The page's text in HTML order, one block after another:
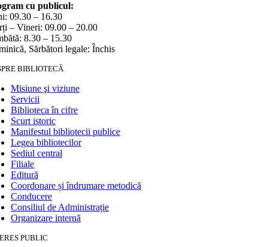
cu publicul:
09.30 – 16.30
– Vineri: 09.00 – 20.00
8.30 – 15.30
Sărbători legale: Închis
BIBLIOTECĂ
Misiune şi viziune
Servicii
Biblioteca în cifre
Scurt istoric
Manifestul bibliotecii publice
Legea bibliotecilor
Sediul central
Filiale
Editură
Coordonare și îndrumare metodică
Conducere
Consiliul de Administrație
Organizare internă
PUBLIC